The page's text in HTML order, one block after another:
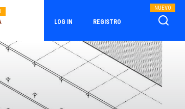
LOG IN REGISTRO
NUEVO